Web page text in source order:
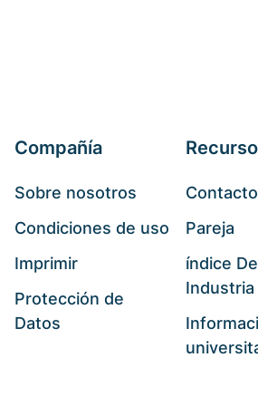
Compañía
Sobre nosotros
Condiciones de uso
Imprimir
Protección de
Datos
Contacto
Pareja
índice
Industria